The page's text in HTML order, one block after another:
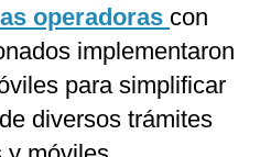
operadoras con
implementaron
para simplificar
diversos trámites